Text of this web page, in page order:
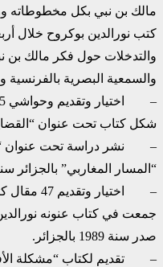
مالك بن نبي بكل مخطوطاته
كتب نورالدين بوكروح خلال
والتدخلات حول فكر مالك بن
والسمعية البصرية بالفرنسية
شكل كتاب تحت عنوان “القضايا
– نشر دراسة تحت عنوان
“المسار المغاربي” بالجزائر سنة
جمعت في كتاب عنونه
صدر سنة 1989 بالجزائر.
– تقديم لكتاب “مشكلة